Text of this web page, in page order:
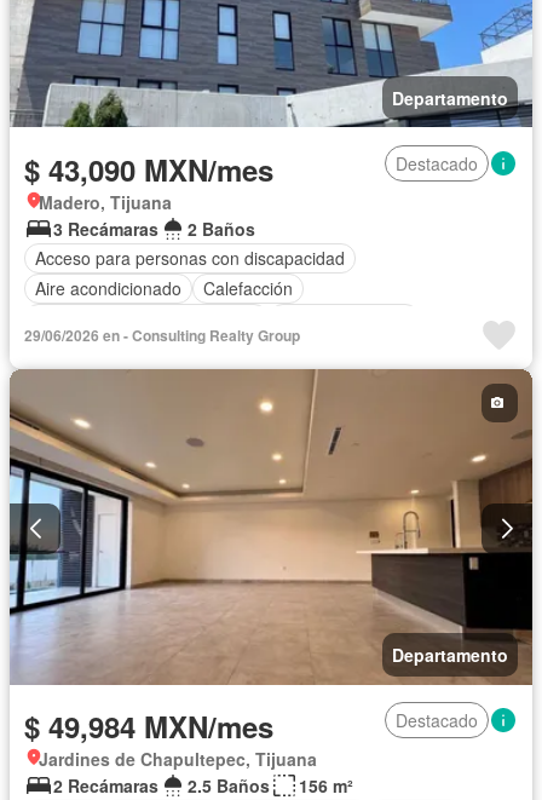
Departamento
$ 43,090 MXN/mes
Destacado
Madero, Tijuana
3 Recámaras
2 Baños
Acceso para personas con discapacidad
Aire acondicionado
Calefacción
Cocina integral
Estacionamiento
29/06/2026 en - Consulting Realty Group
Departamento
$ 49,984 MXN/mes
Destacado
Jardines de Chapultepec, Tijuana
2 Recámaras
2.5 Baños
156 m²